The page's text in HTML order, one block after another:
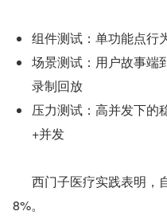
组件测试：单功能点行
场景测试：用户故事端
录制回放
压力测试：高并发下的
+并发
8%。